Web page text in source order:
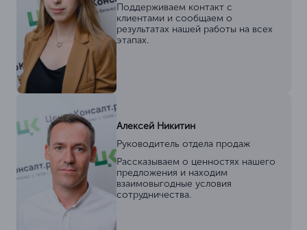
Поддерживаем контакт с
клиентами и сообщаем о
результатах нашей работы на всех
этапах.
Алексей Никитин
Руководитель отдела продаж
Рассказываем о ценностях нашего
предложения и находим
взаимовыгодные условия
сотрудничества.